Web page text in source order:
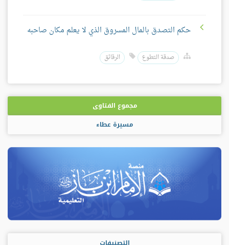
حكم التصدق بالمال المسروق الذي لا يعلم مكان صاحبه
صدقة التطوع الرقائق
مجموع الفتاوى
مسيرة عطاء